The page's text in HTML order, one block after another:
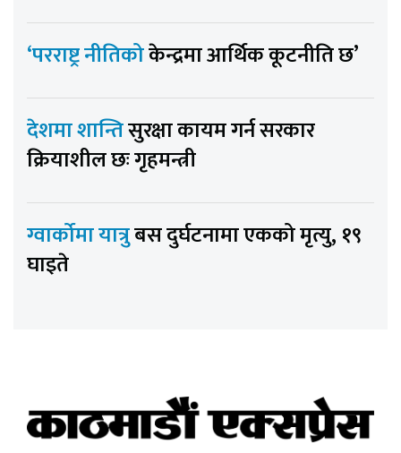
‘परराष्ट्र नीतिकोकेन्द्रमा आर्थिक कूटनीति छ’
देशमा शान्तिसुरक्षा कायम गर्न सरकार
क्रियाशील छः गृहमन्त्री
ग्वार्कोमा यात्रुबस दुर्घटनामा एकको मृत्यु, १९
घाइते